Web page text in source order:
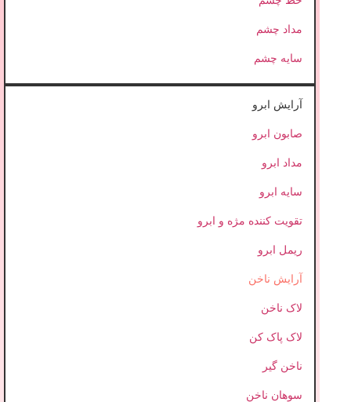
مداد چشم
سایه چشم
آرایش ابرو
صابون ابرو
مداد ابرو
سایه ابرو
تقویت کننده مژه و ابرو
ریمل ابرو
آرایش ناخن
لاک ناخن
لاک پاک کن
ناخن گیر
سوهان ناخن